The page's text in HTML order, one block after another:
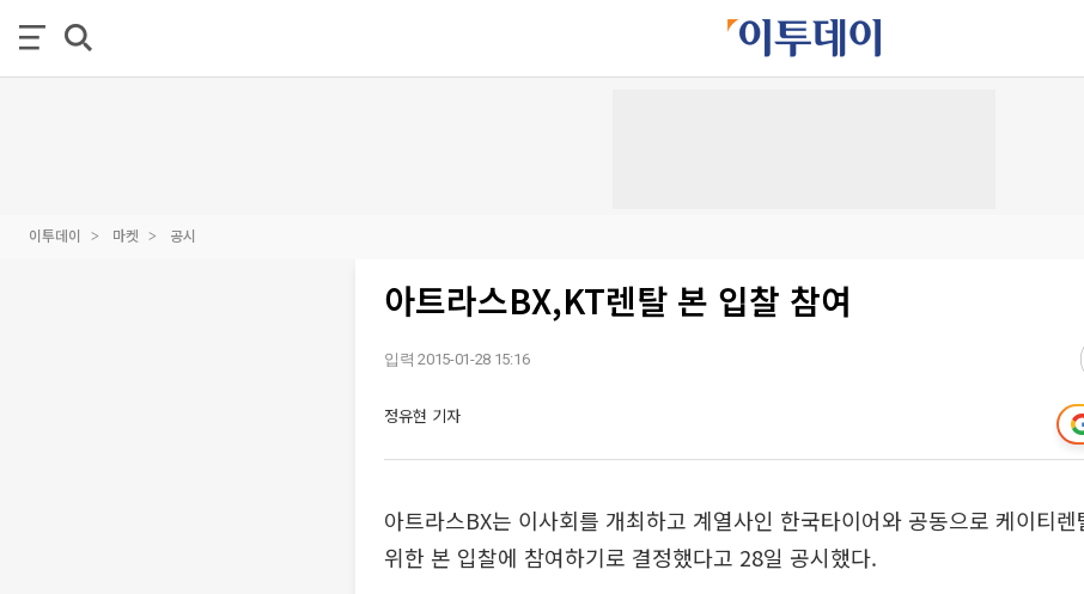
이투데이 마켓 공시
아트라스BX,KT렌탈 본 입찰 참여
입력 2015-01-28 15:16
정유현 기자
아트라스BX는 이사회를 개최하고 계열사인 한국타이어와 공동으로 케이티
위한 본 입찰에 참여하기로 결정했다고 28일 공시했다.